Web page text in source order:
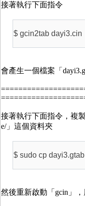
接著執行下面指令
$ gcin2tab dayi3.cin
會產生一個檔案「
接著執行下面指令，複製
e/」這個資料夾
$ sudo cp
然後重新啟動「gcin」